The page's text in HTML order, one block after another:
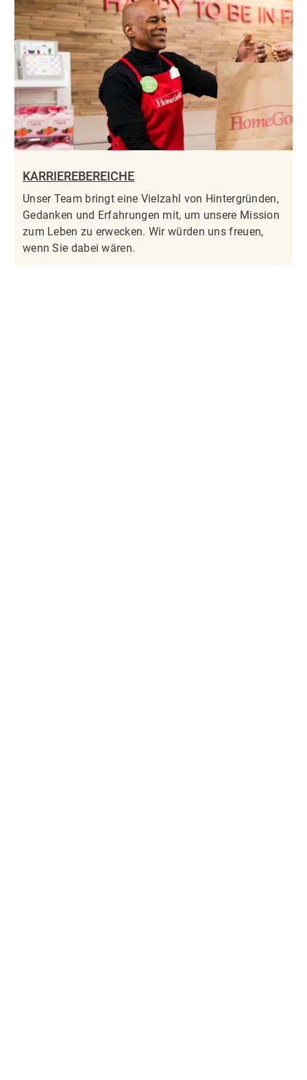
KARRIEREBEREICHE
Unser Team bringt eine Vielzahl von Hintergründen,
Gedanken und Erfahrungen mit, um unsere Mission
zum Leben zu erwecken. Wir würden uns freuen,
wenn Sie dabei wären.